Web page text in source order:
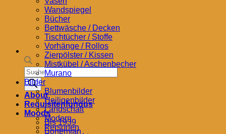
Products
search
About
Requisitenfundus
Moods
Bis 1939
Bohemian
Wandspiegel
Bücher
Bettwäsche / Decken
Tischtücher / Stoffe
Vorhänge / Rollos
Zierpölster / Kissen
Mistkübel / Aschenbecher
Murano
Bilder
Blumenbilder
Heiligenbilder
Landschaft
Modern
Personen